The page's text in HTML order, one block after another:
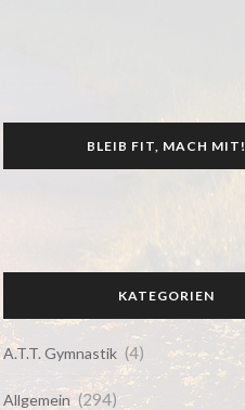
BLEIB FIT, MACH MIT!
KATEGORIEN
A.T.T. Gymnastik (4)
Allgemein (294)